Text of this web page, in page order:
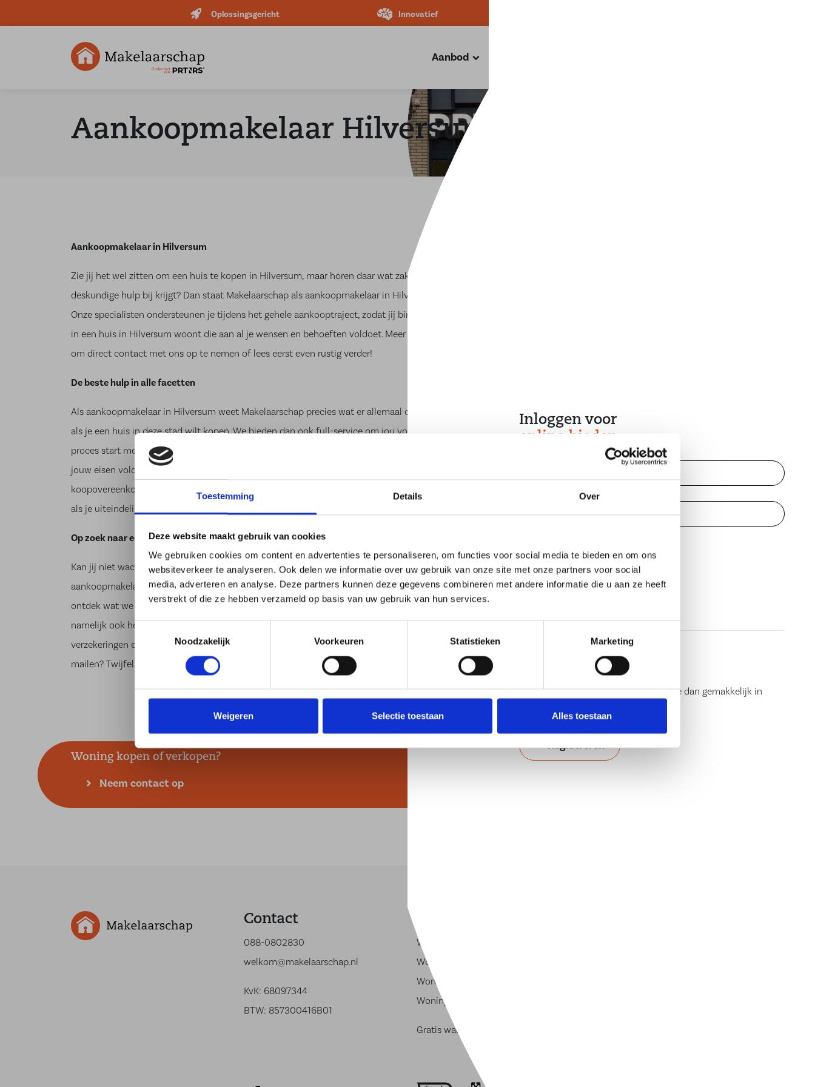
Toestemming Details Over
Deze website maakt gebruik van cookies
We gebruiken cookies om content en advertenties te personaliseren, om functies voor social media te bieden en om ons
websiteverkeer te analyseren. Ook delen we informatie over uw gebruik van onze site met onze partners voor social
media, adverteren en analyse. Deze partners kunnen deze gegevens combineren met andere informatie die u aan ze heeft
verstrekt of die ze hebben verzameld op basis van uw gebruik van hun services.
Toestemmingsselectie
Noodzakelijk
Voorkeuren Statistieken Marketing
Weigeren Selectie toestaan Alles toestaan
Oplossingsgericht Innovatief
Aanbod
Aankoopmakelaar Hilversum
Aankoopmakelaar in Hilversum
Zie jij het wel zitten om een huis te kopen in Hilversum, maar horen daar wat zaken bij waar je liever wat
deskundige hulp bij krijgt? Dan staat Makelaarschap als aankoopmakelaar in Hilversum voor je klaar!
Onze specialisten ondersteunen je tijdens het gehele aankooptraject, zodat jij binnenkort zonder zorgen
in een huis in Hilversum woont die aan al je wensen en behoeften voldoet. Meer weten? Schroom niet
om direct contact met ons op te nemen of lees eerst even rustig verder!
De beste hulp in alle facetten
Als aankoopmakelaar in Hilversum weet Makelaarschap precies wat er allemaal om de hoek komt kijken
als je een huis in deze stad wiltkopen. We bieden dan ook full-service om jou volledig te ontzorgen. Het
proces start met een kennismakingsgesprek, waarna we voor je op zoek gaan naar een huis die aan al
jouw eisen voldoet. Hebben we uiteindelijk een geschikte woning gevonden? Dan regelen we de
koopovereenkomst en gaan we door tot ook de juridische overdracht is voltooid. Onze klus zit er pas op
als je uiteindelijk tevreden met de sleutel van je nieuwe droomhuis in handen staat.
Op zoek naar een aankoopmakelaar in Hilversum? Schakel Makelaarschap in!
Kan jij niet wachten om in Hilversum te gaan wonen en denk je dat Makelaarschap je daar als
aankoopmakelaar in Hilversum goed bij kan helpen? Neem dan vandaag nogcontactmet ons op en
ontdek wat we voor je kunnen betekenen! Naast de ondersteuning bij hetkopenvan je huis kunnen we je
namelijk ook helpen om je huis te
verzekeringen en hypothekenbij ons aan kunt kloppen. Wil je liever langskomen op kantoor dan bellen of
mailen? Twijfel niet om één van onze vestigingen eens te bezoeken voor een lekkere bak koffie!
Woning kopen of verkopen?
Neem contact op
Contact
088-0802830
welkom@makelaarschap.nl
KvK: 68097344
BTW: 857300416B01
Woning verkopen in Zeewolde
Woning verkopen in Utrecht
Woning verkopen in Naarden Vesting
Woning verkopen in Elburg
Gratis waardebepaling
Inloggen voor
online bieden
Wachtwoord vergeten?Klik hier.
Inloggen
Registreren
Heb jij nog geen account? Registreer je dan gemakkelijk in
enkele stappen.
Registreren